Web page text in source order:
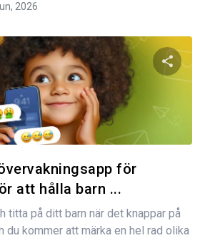
2026
för
att hålla barn ...
titta på ditt barn när det knappar på
du kommer att märka en hel rad olika